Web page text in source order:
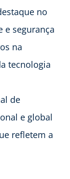
no
e segurança
na
tecnologia
de
e global
refletem a